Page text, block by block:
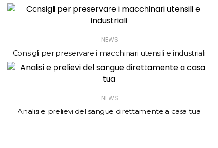
NEWS
Consigli per preservare i macchinari utensili e industriali
NEWS
Analisi e prelievi del sangue direttamente a casa tua